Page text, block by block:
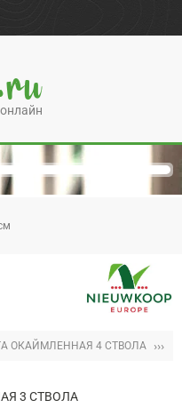
ОКАЙМЛЕННАЯ 4 СТВОЛА ›››
3 СТВОЛА